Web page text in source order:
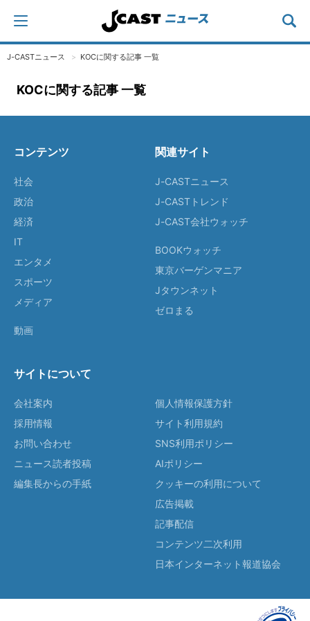
J-CASTニュース KOCに関する記事 一覧
KOCに関する記事 一覧
コンテンツ
社会
政治
経済
IT
エンタメ
スポーツ
メディア
動画
関連サイト
J-CASTニュース
J-CASTトレンド
J-CAST会社ウォッチ
BOOKウォッチ
東京バーゲンマニア
Jタウンネット
ゼロまる
サイトについて
会社案内
採用情報
お問い合わせ
ニュース読者投稿
編集長からの手紙
個人情報保護方針
サイト利用規約
SNS利用ポリシー
AIポリシー
クッキーの利用について
広告掲載
記事配信
コンテンツ二次利用
日本インターネット報道協会